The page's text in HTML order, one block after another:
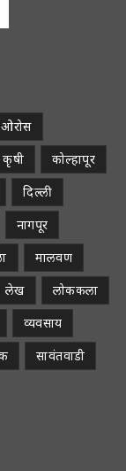
ओरोस
कृषी
कोल्हापूर
दिल्ली
नागपूर
मालवण
लेख
लोककला
व्यवसाय
सावंतवाडी